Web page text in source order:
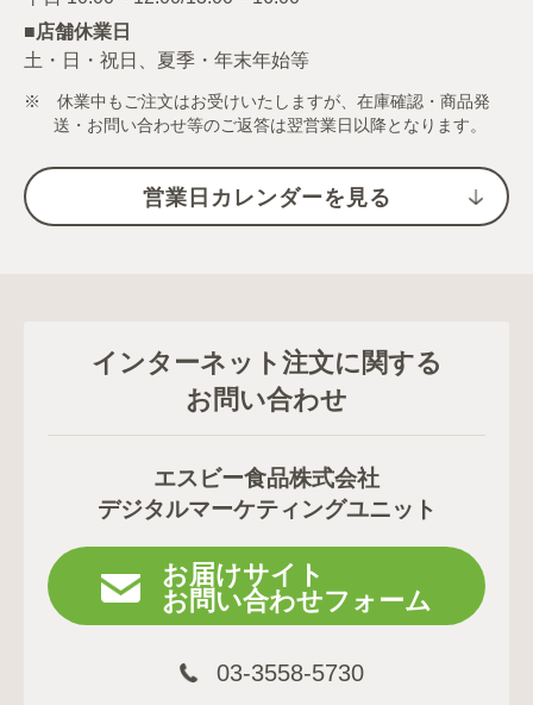
■店舗休業日
土・日・祝日、夏季・年末年始等
※ 休業中もご注文はお受けいたしますが、在庫確認・商品発
送・お問い合わせ等のご返答は翌営業日以降となります。
営業日カレンダーを見る
インターネット注文に関する
お問い合わせ
エスビー食品株式会社
デジタルマーケティングユニット
お届けサイト
お問い合わせフォーム
03-3558-5730